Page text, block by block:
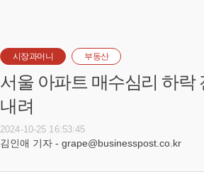
시장과머니 부동산
서울 아파트 매수심리 하락
내려
2024-10-25 16:53:45
김인애 기자 - grape@businesspost.co.kr